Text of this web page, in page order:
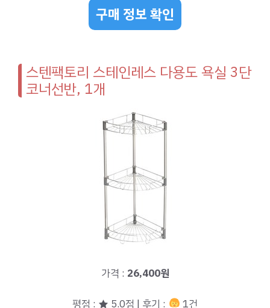
구매 정보 확인
스텐팩토리 스테인레스 다용도 욕실 3단
코너선반, 1개
가격 : 26,400원
평점 : ★ 5.0점 | 후기 : 1건